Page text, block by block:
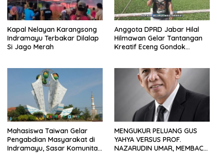
Kapal Nelayan Karangsong
Indramayu Terbakar Dilalap
Si Jago Merah
Anggota DPRD Jabar Hilal
Hilmawan Gelar Tantangan
Kreatif Eceng Gondok
Mahasiswa Taiwan Gelar
Pengabdian Masyarakat di
Indramayu, Sasar Komunitas
MENGUKUR PELUANG GUS
YAHYA VERSUS PROF.
NAZARUDIN UMAR, MEMBACA